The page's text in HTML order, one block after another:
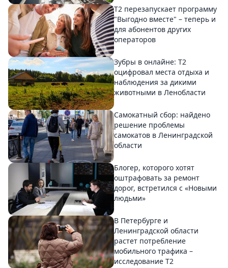
Т2 перезапускает программу
"Выгодно вместе" – теперь и
для абонентов других
операторов
Зубры в онлайне: Т2
оцифровал места отдыха и
наблюдения за дикими
животными в Ленобласти
Самокатный сбор: найдено
решение проблемы
самокатов в Ленинградской
области
Блогер, которого хотят
оштрафовать за ремонт
дорог, встретился с «Новыми
людьми»
В Петербурге и
Ленинградской области
растет потребление
мобильного трафика –
исследование T2